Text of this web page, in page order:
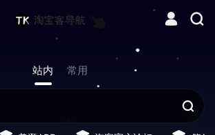
站内 常用